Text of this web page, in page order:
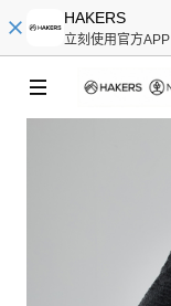
HAKERS
立刻使用官方APP